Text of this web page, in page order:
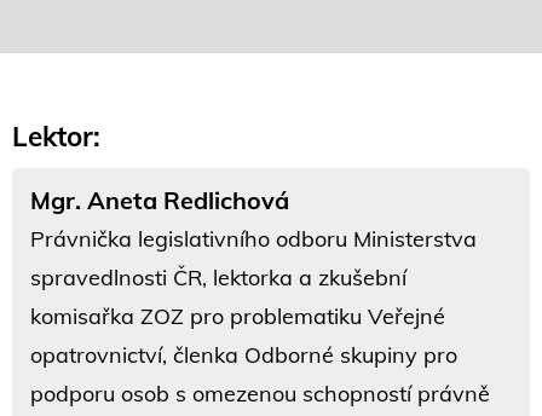
Lektor:
Mgr. Aneta Redlichová
Právnička legislativního odboru Ministerstva
spravedlnosti ČR, lektorka a zkušební
komisařka ZOZ pro problematiku Veřejné
opatrovnictví, členka Odborné skupiny pro
podporu osob s omezenou schopností právně